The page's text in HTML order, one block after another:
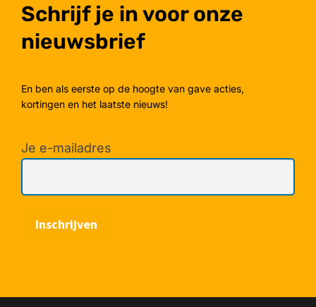
Schrijf je in voor onze
nieuwsbrief
En ben als eerste op de hoogte van gave acties,
kortingen en het laatste nieuws!
Je e-mailadres